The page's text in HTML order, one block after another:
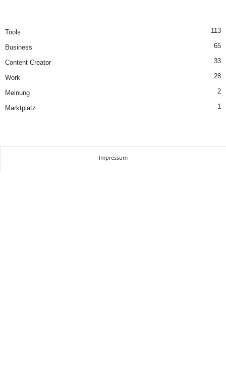
Tools 113
Business 65
Content Creator 33
Work 28
Meinung 2
Marktplatz 1
Impressum